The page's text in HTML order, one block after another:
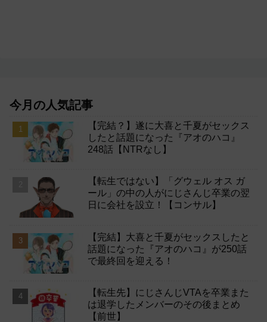
今月の人気記事
【完結？】遂に大喜と千夏がセックス
したと話題になった『アオのハコ』
248話【NTRなし】
【転生ではない】「グウェル オス ガ
ール」の中の人がにじさんじ卒業の翌
日に会社を設立！【コンサル】
【完結】大喜と千夏がセックスしたと
話題になった『アオのハコ』が250話
で最終回を迎える！
【転生先】にじさんじVTAを卒業また
は退学したメンバーのその後まとめ
【前世】